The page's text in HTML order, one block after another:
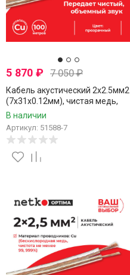
5 870 ₽ 7 050₽
Кабель акустический 2x2.5мм2
(7x31x0.12мм), чистая медь,
пластиковая катушка,
прозрачный, Netko, 7 метров
В наличии
Артикул: 51588-7